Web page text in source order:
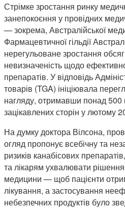
Стрімке зростання ринку
занепокоєння у провідних
— зокрема, Австралійської
Фармацевтичної гільдії
нерегульоване зростання
невизначеність щодо
препаратів. У відповідь
товарів (TGA) ініціювала
нагляду, отримавши понад 500
зацікавлених сторін у лютому
На думку доктора Вілсона,
огляд пропонує всебічну та
ризиків канабісових
та лікарям ухвалювати
медицини — щоб пацієнти
лікування, а застосування
небезпечних продуктів було